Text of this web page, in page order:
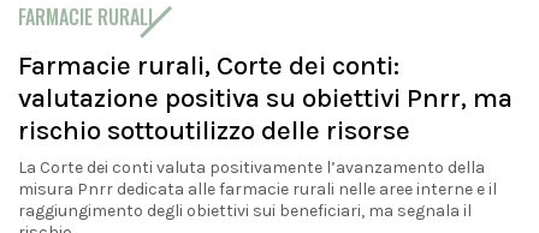
FARMACIE RURALI
Farmacie rurali, Corte dei conti:
valutazione positiva su obiettivi Pnrr, ma
rischio sottoutilizzo delle risorse
La Corte dei conti valuta positivamente l’avanzamento della
misura Pnrr dedicata alle farmacie rurali nelle aree interne e il
raggiungimento degli obiettivi sui beneficiari, ma segnala il